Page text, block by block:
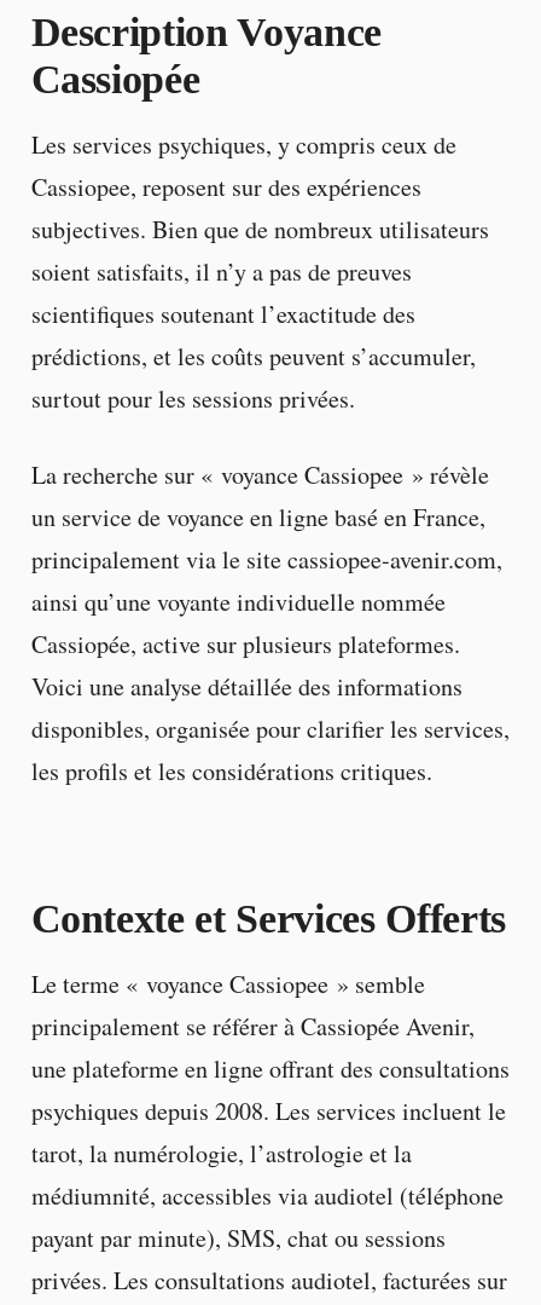
Description Voyance
Cassiopée
Les services psychiques, y compris ceux de
Cassiopee, reposent sur des expériences
subjectives. Bien que de nombreux utilisateurs
soient satisfaits, il n’y a pas de preuves
scientifiques soutenant l’exactitude des
prédictions, et les coûts peuvent s’accumuler,
surtout pour les sessions privées.
La recherche sur « voyance Cassiopee » révèle
un service de voyance en ligne basé en France,
principalement via le site cassiopee-avenir.com,
ainsi qu’une voyante individuelle nommée
Cassiopée, active sur plusieurs plateformes.
Voici une analyse détaillée des informations
disponibles, organisée pour clarifier les services,
les profils et les considérations critiques.
Contexte et Services Offerts
Le terme « voyance Cassiopee » semble
principalement se référer à Cassiopée Avenir,
une plateforme en ligne offrant des consultations
psychiques depuis 2008. Les services incluent le
tarot, la numérologie, l’astrologie et la
médiumnité, accessibles via audiotel (téléphone
payant par minute), SMS, chat ou sessions
privées. Les consultations audiotel, facturées sur